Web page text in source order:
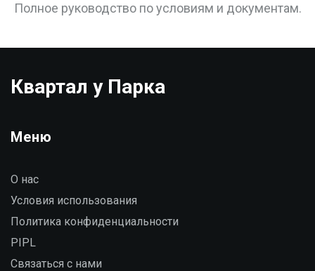
Полное руководство по условиям и документам.
Квартал у Парка
Меню
О нас
Условия использования
Политика конфиденциальности
PIPL
Связаться с нами